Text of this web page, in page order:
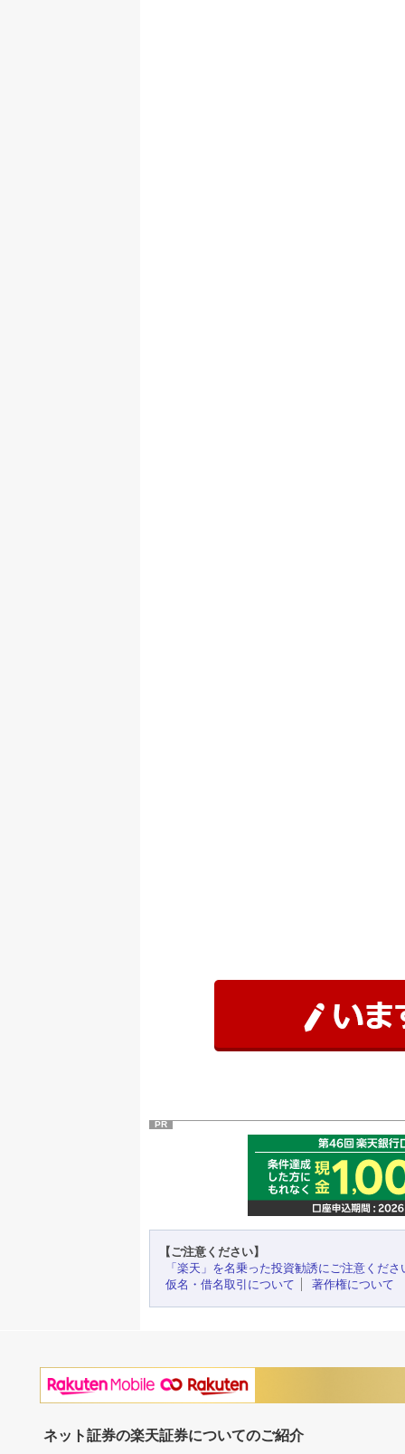
PR
【ご注意ください】
「楽天」を名乗った投資勧誘にご注意くださ
仮名・借名取引について
著作権について
ネット証券の楽天証券についてのご紹介